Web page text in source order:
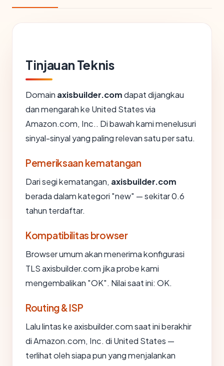
Tinjauan Teknis
Domain axisbuilder.comdapat dijangkau
dan mengarah ke United States via
Amazon.com, Inc.. Di bawah kami menelusuri
sinyal-sinyal yang paling relevan satu per satu.
Pemeriksaan kematangan
Dari segi kematangan, axisbuilder.com
berada dalam kategori "new" — sekitar 0.6
tahun terdaftar.
Kompatibilitas browser
Browser umum akan menerima konfigurasi
TLS axisbuilder.com jika probe kami
mengembalikan "OK". Nilai saat ini: OK.
Routing & ISP
Lalu lintas ke axisbuilder.com saat ini berakhir
di Amazon.com, Inc. di United States —
terlihat oleh siapa pun yang menjalankan